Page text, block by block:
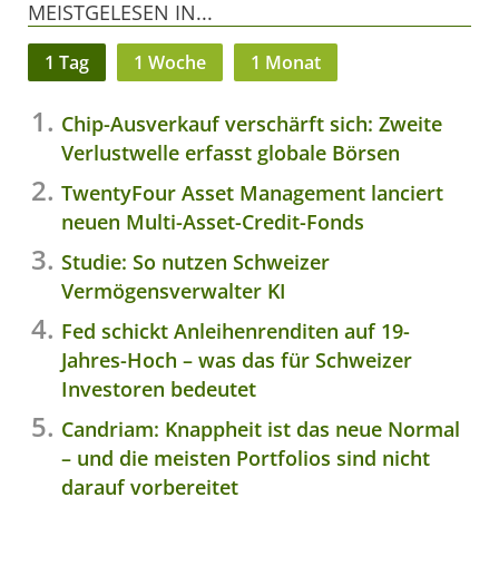
MEISTGELESEN IN...
1 Tag 1 Woche 1 Monat
Chip-Ausverkauf verschärft sich: Zweite
Verlustwelle erfasst globale Börsen
TwentyFour Asset Management lanciert
neuen Multi-Asset-Credit-Fonds
Studie: So nutzen Schweizer
Vermögensverwalter KI
Fed schickt Anleihenrenditen auf 19-
Jahres-Hoch – was das für Schweizer
Investoren bedeutet
Candriam: Knappheit ist das neue Normal
– und die meisten Portfolios sind nicht
darauf vorbereitet